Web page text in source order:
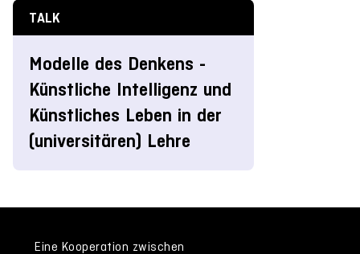
TALK
Modelle des Denkens -
Künstliche Intelligenz und
Künstliches Leben in der
(universitären) Lehre
Eine Kooperation zwischen